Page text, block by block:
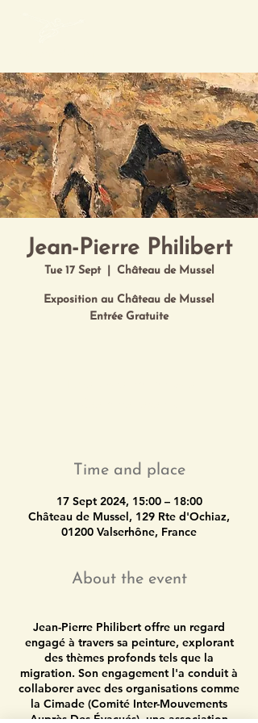
Jean-Pierre Philibert
Tue 17 Sept
  |
Château de Mussel
Exposition au Château de Mussel
Entrée Gratuite
Time and place
17 Sept 2024, 15:00 – 18:00
Château de Mussel, 129 Rte d'Ochiaz,
01200 Valserhône, France
About the event
Jean-Pierre Philibert offre un regard
engagé à travers sa peinture, explorant
des thèmes profonds tels que la
migration. Son engagement l'a conduit à
collaborer avec des organisations comme
la Cimade (Comité Inter-Mouvements
Auprès Des Évacués), une association